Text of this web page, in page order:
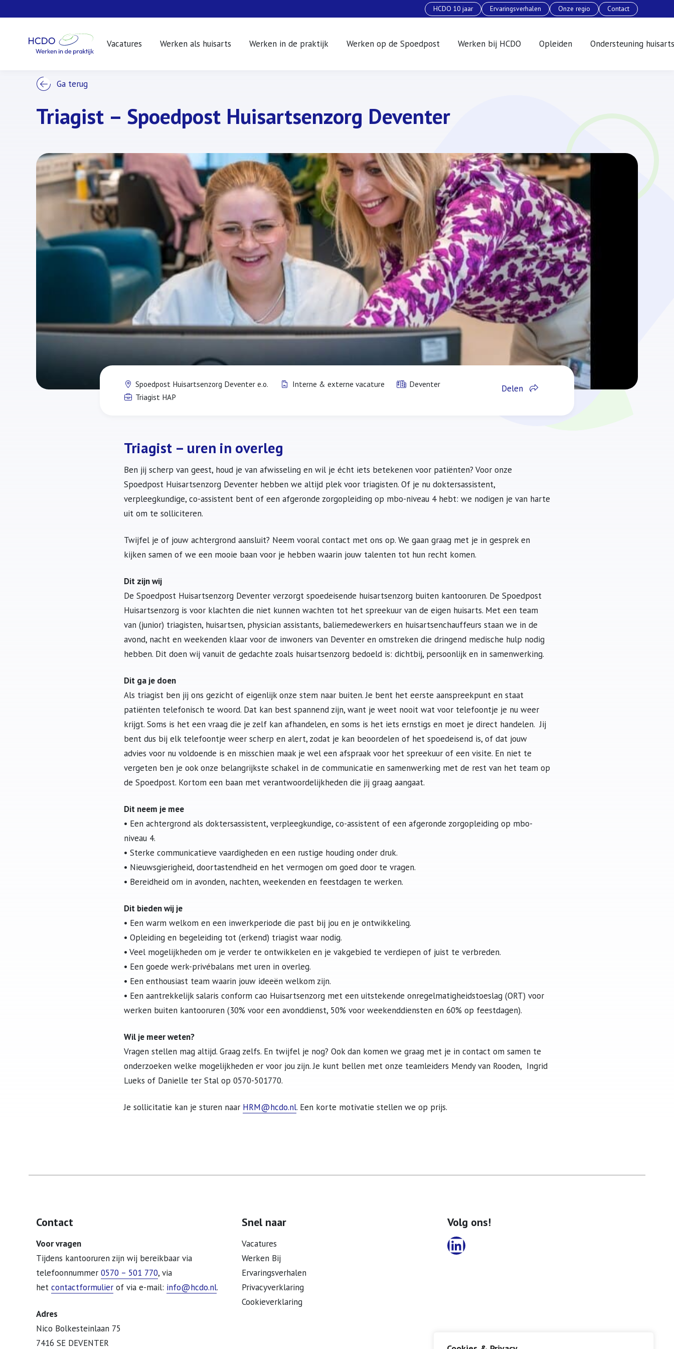
HCDO 10 jaar Ervaringsverhalen Onze regio Contact
Vacatures Werken als huisarts Werken in de praktijk Werken op de Spoedpost Werken bij HCDO Opleiden Ondersteuning
Ga terug
Triagist – Spoedpost Huisartsenzorg Deventer
Spoedpost Huisartsenzorg Deventer e.o. Interne & externe vacature
Deventer
Triagist HAP
Delen
Triagist – uren in overleg
Ben jij scherp van geest, houd je van afwisseling en wil je écht iets betekenen voor patiënten? Voor onze
Spoedpost Huisartsenzorg Deventer hebben we altijd plek voor triagisten. Of je nu doktersassistent,
verpleegkundige, co-assistent bent of een afgeronde zorgopleiding op mbo-niveau 4 hebt: we nodigen je van harte
uit om te solliciteren.
Twijfel je of jouw achtergrond aansluit? Neem vooral contact met ons op. We gaan graag met je in gesprek en
kijken samen of we een mooie baan voor je hebben waarin jouw talenten tot hun recht komen.
Dit zijn wij
De Spoedpost Huisartsenzorg Deventer verzorgt spoedeisende huisartsenzorg buiten kantooruren. De Spoedpost
Huisartsenzorg is voor klachten die niet kunnen wachten tot het spreekuur van de eigen huisarts. Met een team
van (junior) triagisten, huisartsen, physician assistants, baliemedewerkers en huisartsenchauffeurs staan we in de
avond, nacht en weekenden klaar voor de inwoners van Deventer en omstreken die dringend medische hulp nodig
hebben. Dit doen wij vanuit de gedachte zoals huisartsenzorg bedoeld is: dichtbij, persoonlijk en in samenwerking.
Dit ga je doen
Als triagist ben jij ons gezicht of eigenlijk onze stem naar buiten. Je bent het eerste aanspreekpunt en staat
patiënten telefonisch te woord. Dat kan best spannend zijn, want je weet nooit wat voor telefoontje je nu weer
krijgt. Soms is het een vraag die je zelf kan afhandelen, en soms is het iets ernstigs en moet je direct handelen. Jij
bent dus bij elk telefoontje weer scherp en alert, zodat je kan beoordelen of het spoedeisend is, of dat jouw
advies voor nu voldoende is en misschien maak je wel een afspraak voor het spreekuur of een visite. En niet te
vergeten ben je ook onze belangrijkste schakel in de communicatie en samenwerking met de rest van het team op
de Spoedpost. Kortom een baan met verantwoordelijkheden die jij graag aangaat.
Dit neem je mee
• Een achtergrond als doktersassistent, verpleegkundige, co-assistent of een afgeronde zorgopleiding op mbo-
niveau 4.
• Sterke communicatieve vaardigheden en een rustige houding onder druk.
• Nieuwsgierigheid, doortastendheid en het vermogen om goed door te vragen.
• Bereidheid om in avonden, nachten, weekenden en feestdagen te werken.
Dit bieden wij je
• Een warm welkom en een inwerkperiode die past bij jou en je ontwikkeling.
• Opleiding en begeleiding tot (erkend) triagist waar nodig.
• Veel mogelijkheden om je verder te ontwikkelen en je vakgebied te verdiepen of juist te verbreden.
• Een goede werk-privébalans met uren in overleg.
• Een enthousiast team waarin jouw ideeën welkom zijn.
• Een aantrekkelijk salaris conform cao Huisartsenzorg met een uitstekende onregelmatigheidstoeslag (ORT) voor
werken buiten kantooruren (30% voor een avonddienst, 50% voor weekenddiensten en 60% op feestdagen).
Wil je meer weten?
Vragen stellen mag altijd. Graag zelfs. En twijfel je nog? Ook dan komen we graag met je in contact om samen te
onderzoeken welke mogelijkheden er voor jou zijn. Je kunt bellen met onze teamleiders Mendy van Rooden, Ingrid
Lueks of Danielle ter Stal op 0570-501770.
Je sollicitatie kan je sturen naar HRM@hcdo.nl. Een korte motivatie stellen we op prijs.
Contact
Voor vragen
Tijdens kantooruren zijn wij bereikbaar via
telefoonnummer 0570 – 501 770, via
het contactformulier of via e-mail: info@hcdo.nl.
Adres
Nico Bolkesteinlaan 75
7416 SE DEVENTER
Snel naar
Vacatures
Werken Bij
Ervaringsverhalen
Privacyverklaring
Cookieverklaring
Volg ons!
LinkedIn